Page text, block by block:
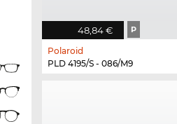
48,84 € P
Polaroid
PLD 4195/S - 086/M9